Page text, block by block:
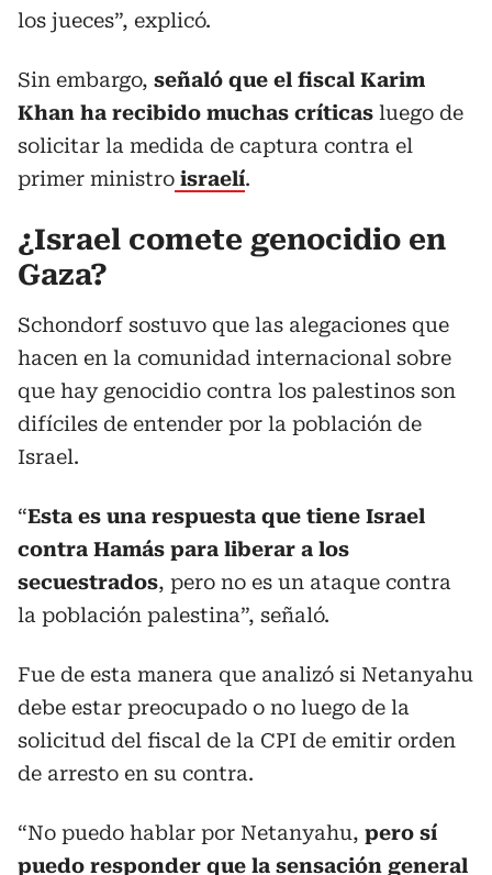
los jueces”, explicó.
Sin embargo, señaló que el fiscal Karim
Khan ha recibido muchas críticas luego de
solicitar la medida de captura contra el
primer ministro israelí.
¿Israel comete genocidio en
Gaza?
Schondorf sostuvo que las alegaciones que
hacen en la comunidad internacional sobre
que hay genocidio contra los palestinos son
difíciles de entender por la población de
Israel.
“Esta es una respuesta que tiene Israel
contra Hamás para liberar a los
secuestrados, pero no es un ataque contra
la población palestina”, señaló.
Fue de esta manera que analizó si Netanyahu
debe estar preocupado o no luego de la
solicitud del fiscal de la CPI de emitir orden
de arresto en su contra.
“No puedo hablar por Netanyahu, pero sí
puedo responder que la sensación general